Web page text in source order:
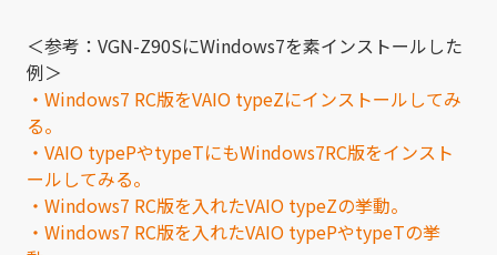
＜参考：VGN-Z90SにWindows7を素インストールした
例＞
・Windows7 RC版をVAIO typeZにインストールしてみ
る。
・VAIO typePやtypeTにもWindows7RC版をインスト
ールしてみる。
・Windows7 RC版を入れたVAIO typeZの挙動。
・Windows7 RC版を入れたVAIO typePやtypeTの挙